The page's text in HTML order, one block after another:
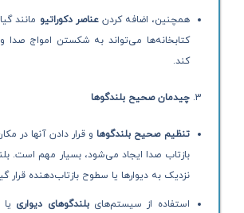
همچنین، اضافه کردنعناصر دکوراتیو مانند
کتابخانه‌ها می‌تواند به شکستن امواج
کند.
چیدمان صحیح بلندگوها
تنظیم صحیح بلندگوها و قرار دادن آنها در
بازتاب صدا ایجاد می‌شود، بسیار مهم است.
نزدیک به دیوارها یا سطوح بازتاب‌دهنده قرار
استفاده از سیستم‌هایبلندگوهای دیواری یا